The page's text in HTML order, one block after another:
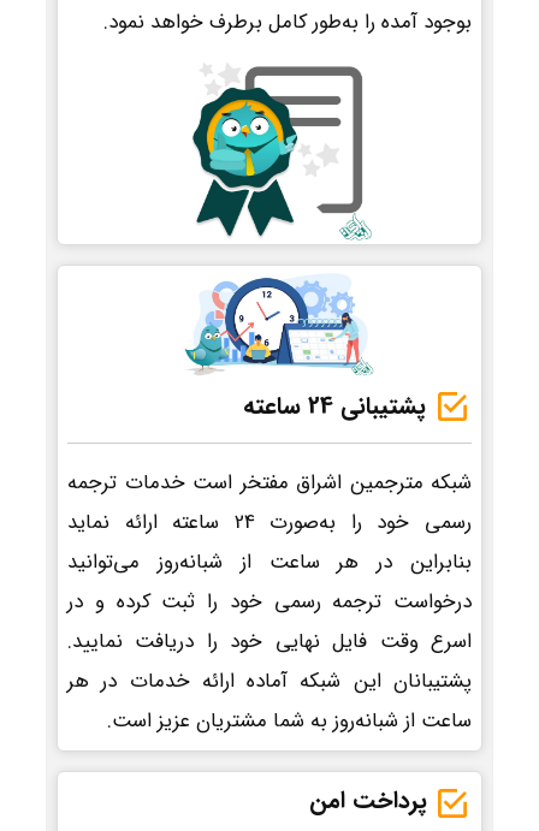
بوجود آمده را به‌طور کامل برطرف خواهد نمود.
پشتیبانی 24 ساعته
شبکه مترجمین اشراق مفتخر است خدمات ترجمه
رسمی خود را به‌صورت 24 ساعته ارائه نماید
بنابراین در هر ساعت از شبانه‌روز می‌توانید
درخواست ترجمه رسمی خود را ثبت کرده و در
اسرع وقت فایل نهایی خود را دریافت نمایید.
پشتیبانان این شبکه آماده ارائه خدمات در هر
ساعت از شبانه‌روز به شما مشتریان عزیز است.
پرداخت امن